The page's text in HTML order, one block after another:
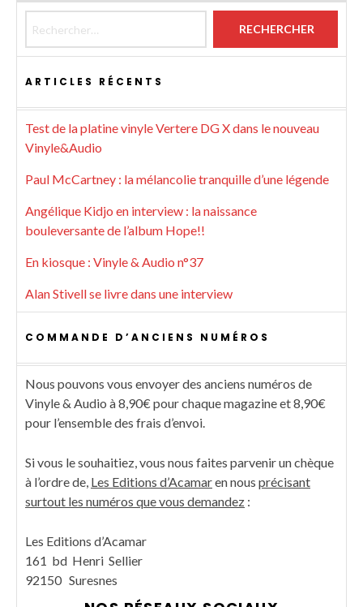
ARTICLES RÉCENTS
Test de la platine vinyle Vertere DG X dans le nouveau
Vinyle&Audio
Paul McCartney : la mélancolie tranquille d’une légende
Angélique Kidjo en interview : la naissance
bouleversante de l’album Hope!!
En kiosque : Vinyle & Audio n°37
Alan Stivell se livre dans une interview
COMMANDE D’ANCIENS NUMÉROS
Nous pouvons vous envoyer des anciens numéros de
Vinyle & Audio à 8,90€ pour chaque magazine et 8,90€
pour l’ensemble des frais d’envoi.
Si vous le souhaitiez, vous nous faites parvenir un chèque
à l’ordre de, Les Editions d’Acamaren nous précisant
surtout les numéros que vous demandez :
Les Editions d’Acamar
161 bd Henri Sellier
92150 Suresnes